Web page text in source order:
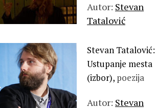
Autor: Stevan
Tatalović
Stevan Tatalović:
Ustupanje mesta
(izbor), poezija
Autor: Stevan